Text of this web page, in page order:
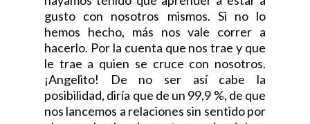
gusto con nosotros mismos. Si no lo
hemos hecho, más nos vale correr a
hacerlo. Por la cuenta que nos trae y que
le trae a quien se cruce con nosotros.
¡Angelito! De no ser así cabe la
posibilidad, diría que de un 99,9 %, de que
nos lancemos a relaciones sin sentido por